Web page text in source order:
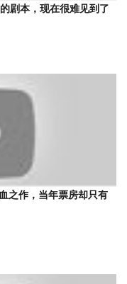
剧本，现在很难见到了
之作，当年票房却只有